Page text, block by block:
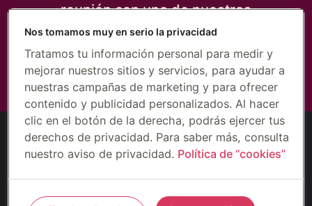
reunión con uno de nuestros
especialistas.
Privacidad
©2026 Gympass US, LLC (Wellhub)
Nos tomamos muy en serio la privacidad
Tratamos tu información personal para medir y
mejorar nuestros sitios y servicios, para ayudar a
nuestras campañas de marketing y para ofrecer
contenido y publicidad personalizados. Al hacer
clic en el botón de la derecha, podrás ejercer tus
derechos de privacidad. Para saber más, consulta
nuestro aviso de privacidad. Política de “cookies”